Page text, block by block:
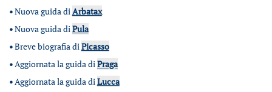
•Nuova guida diArbatax
•Nuova guida diPula
•Breve biografia diPicasso
•Aggiornata la guida diPraga
•Aggiornata la guida diLucca